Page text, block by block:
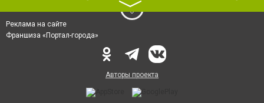
〉
Реклама на сайте
Франшиза «Портал-города»
Авторы проекта